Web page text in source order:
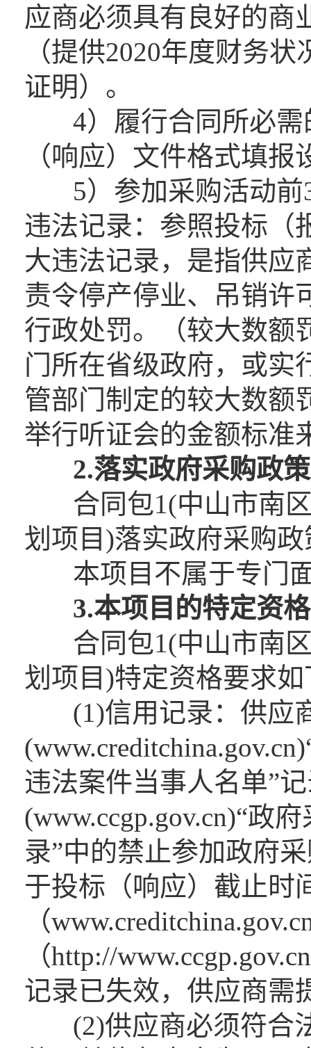
应商必须具有良好的商
（提供2020年度财务
证明）。
4）履行合同所必需
（响应）文件格式填
5）参加采购活动前3
违法记录：参照投标（
大违法记录，是指供应
责令停产停业、吊销许
行政处罚。（较大数额
门所在省级政府，或实
管部门制定的较大数额
举行听证会的金额标准
2.落实政府采购政策
合同包1(中山市南区
划项目)落实政府采购
本项目不属于专门面
3.本项目的特定资格
合同包1(中山市南区
划项目)特定资格要求如
(1)信用记录：供应
违法案件当事人名单”
(www.ccgp.gov.cn)“政
录”中的禁止参加政府
于投标（响应）截止时
（
（http://
记录已失效，供应商需
(2)供应商必须符合